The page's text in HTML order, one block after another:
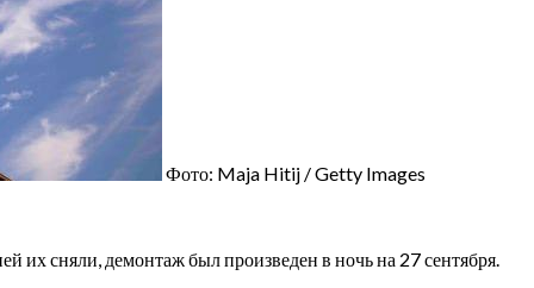
Фото: Maja Hitij / Getty Images
их сняли, демонтаж был произведен в ночь на 27 сентября.